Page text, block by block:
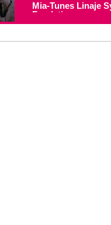
Mia-Tunes Linaje
Fondation